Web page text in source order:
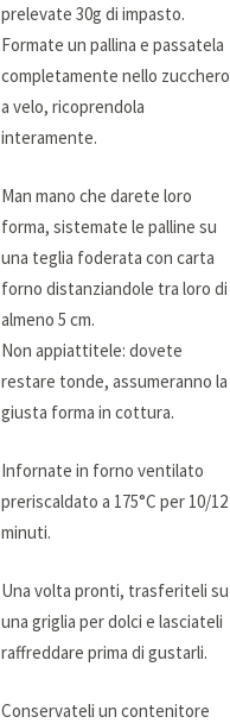
prelevate 30g di impasto.
Formate un pallina e passatela
completamente nello zucchero
a velo, ricoprendola
interamente.
Man mano che darete loro
forma, sistemate le palline su
una teglia foderata con carta
forno distanziandole tra loro di
almeno 5 cm.
Non appiattitele: dovete
restare tonde, assumeranno la
giusta forma in cottura.
Infornate in forno ventilato
preriscaldato a 175°C per 10/12
minuti.
Una volta pronti, trasferiteli su
una griglia per dolci e lasciateli
raffreddare prima di gustarli.
Conservateli un contenitore